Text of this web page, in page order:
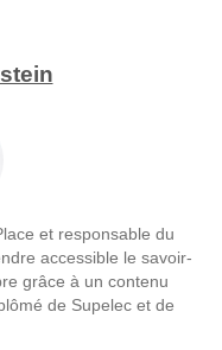
et responsable du
accessible le savoir-
grâce à un contenu
de Supelec et de